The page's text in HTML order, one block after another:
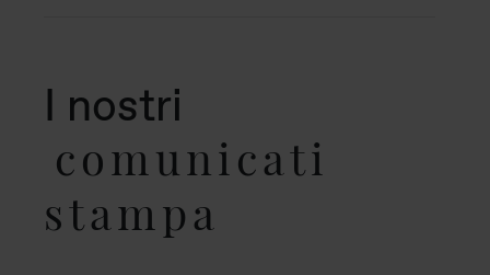
I nostri
comunicati
stampa